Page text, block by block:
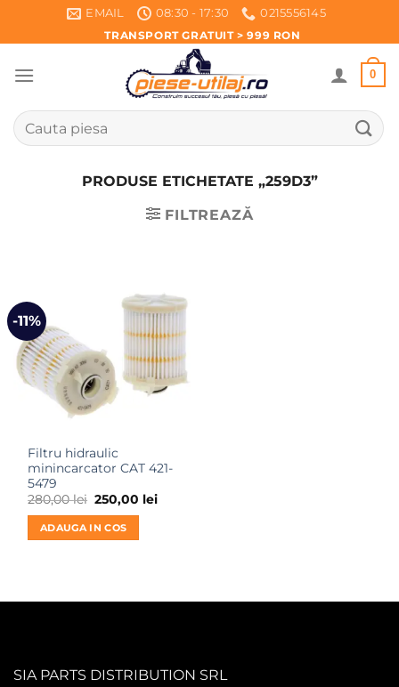
EMAIL 08:30 - 17:30
0215556145
TRANSPORT GRATUIT > 999 RON
0
Caută
după:
PRODUSE ETICHETATE „259D3”
FILTREAZĂ
-11%
Filtru hidraulic
minincarcator CAT 421-
5479
280,00lei Prețul
inițial
a
fost:
280,00 lei.
250,00 leiPrețul
ADAUGA IN COS
SIA PARTS DISTRIBUTION SRL